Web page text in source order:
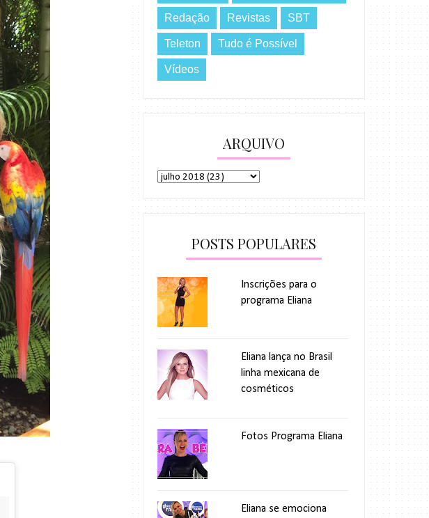
Redação Revistas SBT
Teleton Tudo é Possível
Vídeos
ARQUIVO
POSTS POPULARES
Inscrições para o
programa Eliana
Eliana lança no Brasil
linha mexicana de
cosméticos
Fotos Programa Eliana
Eliana se emociona